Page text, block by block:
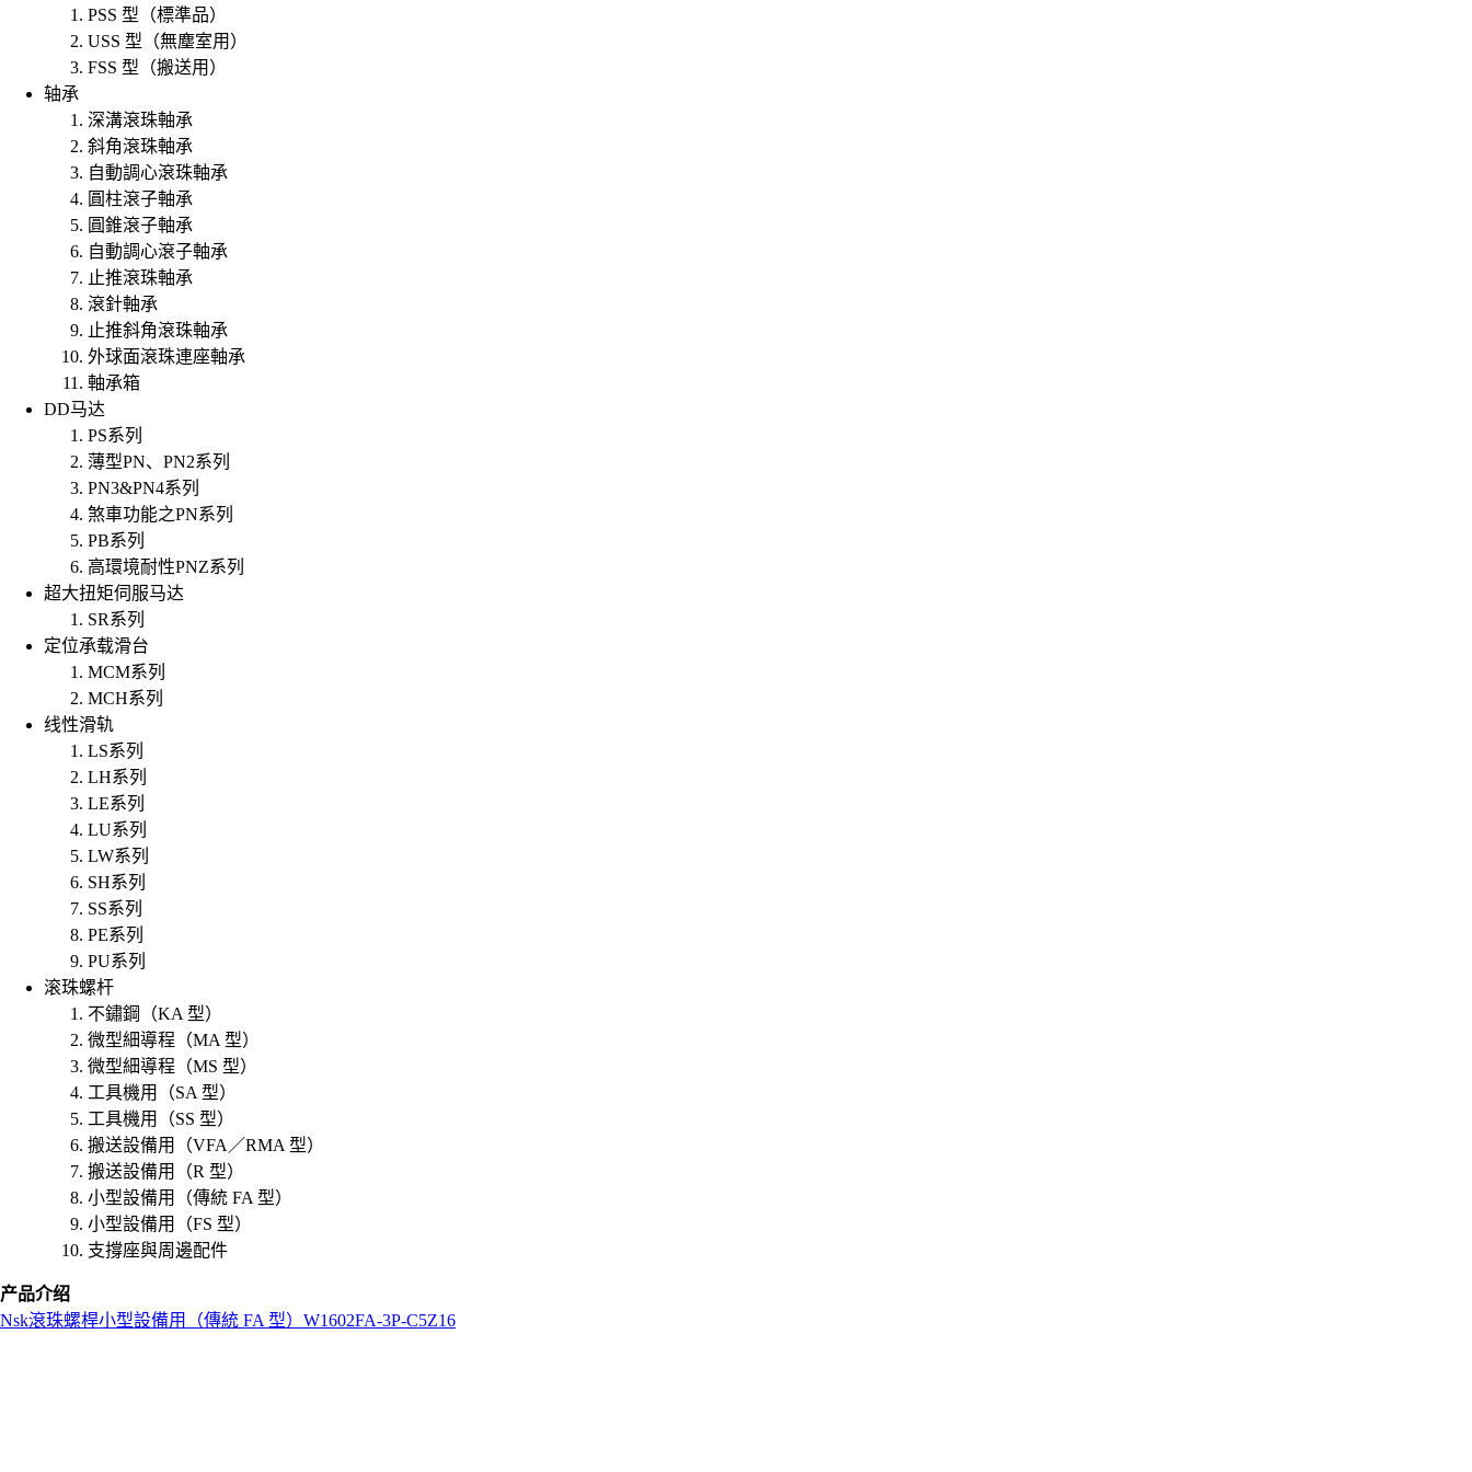
PSS 型（標準品）
USS 型（無塵室用）
FSS 型（搬送用）
轴承
深溝滾珠軸承
斜角滾珠軸承
自動調心滾珠軸承
圓柱滾子軸承
圓錐滾子軸承
自動調心滾子軸承
止推滾珠軸承
滾針軸承
止推斜角滾珠軸承
外球面滾珠連座軸承
軸承箱
DD马达
PS系列
薄型PN、PN2系列
PN3&PN4系列
煞車功能之PN系列
PB系列
高環境耐性PNZ系列
超大扭矩伺服马达
SR系列
定位承载滑台
MCM系列
MCH系列
线性滑轨
LS系列
LH系列
LE系列
LU系列
LW系列
SH系列
SS系列
PE系列
PU系列
滚珠螺杆
不鏽鋼（KA 型）
微型細導程（MA 型）
微型細導程（MS 型）
工具機用（SA 型）
工具機用（SS 型）
搬送設備用（VFA／RMA 型）
搬送設備用（R 型）
小型設備用（傳統 FA 型）
小型設備用（FS 型）
支撐座與周邊配件
产品介绍
Nsk滾珠螺桿小型設備用（傳統 FA 型） W1602FA-3P-C5Z16